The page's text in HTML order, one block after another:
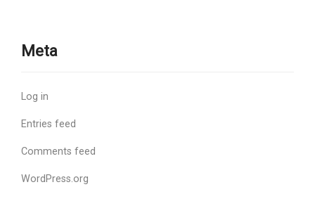
Meta
Log in
Entries feed
Comments feed
WordPress.org